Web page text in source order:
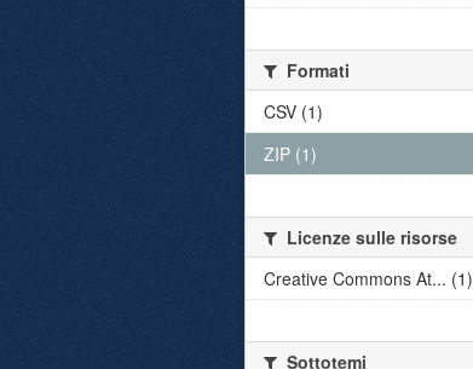
Formati
CSV (1)
ZIP (1)
Licenze sulle risorse
Creative Commons At... (1)
Sottotemi